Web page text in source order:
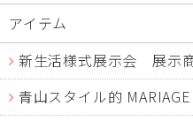
アイテム
新生活様式展示会 展示
青山スタイル的 MARIAGE